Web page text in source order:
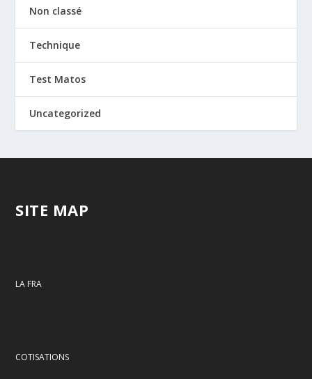
Non classé
Technique
Test Matos
Uncategorized
SITE MAP
LA FRA
COTISATIONS